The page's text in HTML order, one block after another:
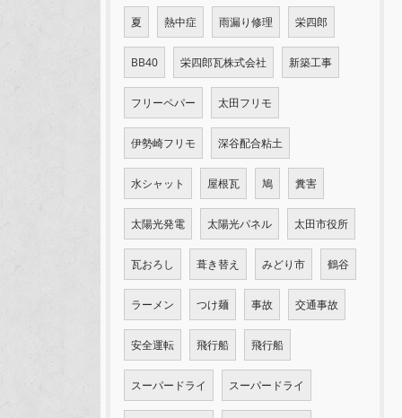
夏 熱中症 雨漏り修理 栄四郎
BB40 栄四郎瓦株式会社 新築工事
フリーペパー 太田フリモ
伊勢崎フリモ 深谷配合粘土
水シャット 屋根瓦 鳩 糞害
太陽光発電 太陽光パネル 太田市役所
瓦おろし 葺き替え みどり市 鶴谷
ラーメン つけ麺 事故 交通事故
安全運転 飛行船 飛行船
スーパードライ スーパードライ